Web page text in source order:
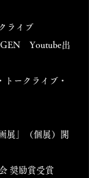
ライブ
Youtube出
トークライブ・
展」（個展）開
奨励賞受賞